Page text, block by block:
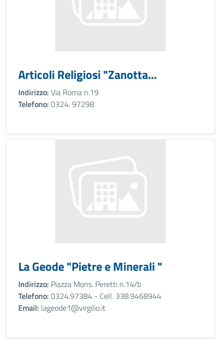
Articoli Religiosi "Zanotta...
Indirizzo: Via Roma n.19
Telefono: 0324. 97298
La Geode "Pietre e Minerali "
Indirizzo: Piazza Mons. Peretti n.14/b
Telefono: 0324.97384 - Cell. 338.9468944
Email: lageode1@virgilio.it